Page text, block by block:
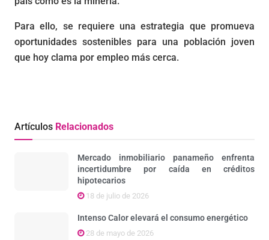
Para ello, se requiere una estrategia que promueva
oportunidades sostenibles para una población joven
que hoy clama por empleo más cerca.
Artículos Relacionados
Mercado inmobiliario panameño enfrenta
incertidumbre por caída en créditos
hipotecarios
18 de julio de 2026
Intenso Calor elevará el consumo energético
28 de mayo de 2026